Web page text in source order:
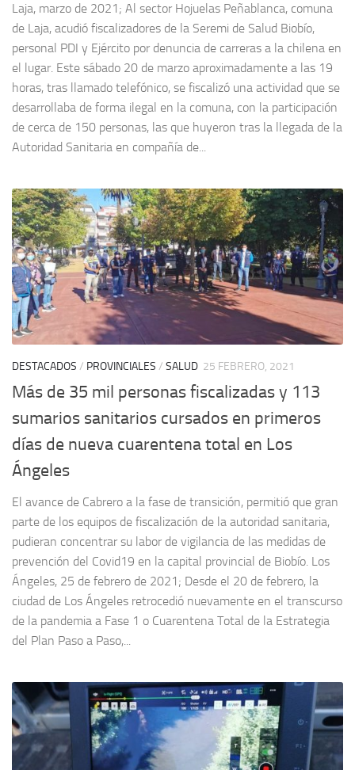
Laja, marzo de 2021; Al sector Hojuelas Peñablanca, comuna
de Laja, acudió fiscalizadores de la Seremi de Salud Biobío,
personal PDI y Ejército por denuncia de carreras a la chilena en
el lugar. Este sábado 20 de marzo aproximadamente a las 19
horas, tras llamado telefónico, se fiscalizó una actividad que se
desarrollaba de forma ilegal en la comuna, con la participación
de cerca de 150 personas, las que huyeron tras la llegada de la
Autoridad Sanitaria en compañía de...
DESTACADOS / PROVINCIALES / SALUD 25 FEBRERO, 2021
Más de 35 mil personas fiscalizadas y 113
sumarios sanitarios cursados en primeros
días de nueva cuarentena total en Los
Ángeles
El avance de Cabrero a la fase de transición, permitió que gran
parte de los equipos de fiscalización de la autoridad sanitaria,
pudieran concentrar su labor de vigilancia de las medidas de
prevención del Covid19 en la capital provincial de Biobío. Los
Ángeles, 25 de febrero de 2021; Desde el 20 de febrero, la
ciudad de Los Ángeles retrocedió nuevamente en el transcurso
de la pandemia a Fase 1 o Cuarentena Total de la Estrategia
del Plan Paso a Paso,...